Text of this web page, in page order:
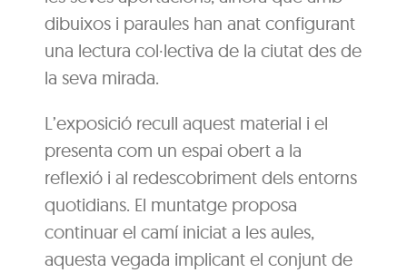
dibuixos i paraules han anat configurant
una lectura col·lectiva de la ciutat des de
la seva mirada.
L’exposició recull aquest material i el
presenta com un espai obert a la
reflexió i al redescobriment dels entorns
quotidians. El muntatge proposa
continuar el camí iniciat a les aules,
aquesta vegada implicant el conjunt de